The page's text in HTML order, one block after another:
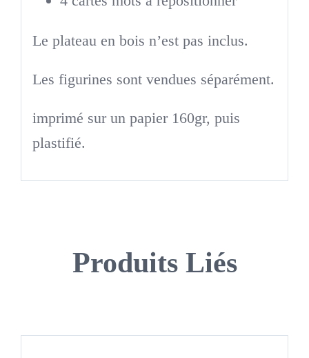
Le plateau en bois n’est pas inclus.
Les figurines sont vendues séparément.
imprimé sur un papier 160gr, puis
plastifié.
Produits Liés